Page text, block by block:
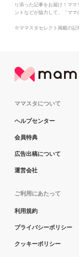
り添った記事をお届け！マ
ントなどが協力して、「ママ
※ママスタセレクト掲載の記
ママスタについて
ヘルプセンター
会員特典
広告出稿について
運営会社
ご利用にあたって
利用規約
プライバシーポリシー
クッキーポリシー